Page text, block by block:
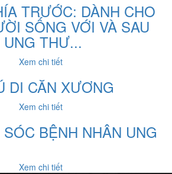
TRƯỚC: DÀNH CHO
SỐNG VỚI VÀ SAU
THƯ...
Xem chi tiết
DI CĂN XƯƠNG
Xem chi tiết
BỆNH NHÂN UNG
Xem chi tiết